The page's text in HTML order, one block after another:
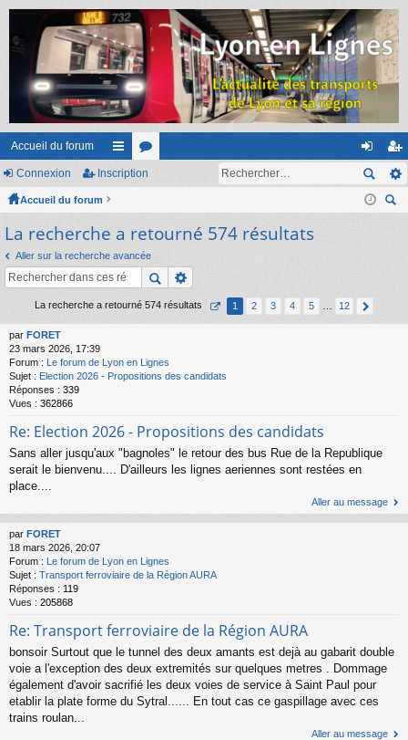
Accueil du forum
ac
ur
ci
s
or
m
s
on
ne
ns
cri
Connexion Inscription
Accueil du forum
La recherche a retourné 574 résultats
Aller sur la recherche avancée
La recherche a retourné 574 résultats 1 2 3 4 5 12
par FORET
23 mars 2026, 17:39
Forum :
Le forum de Lyon en Lignes
Sujet : Election 2026 - Propositions des candidats
Réponses : 339
Vues : 362866
Re: Election 2026 - Propositions des candidats
Sans aller jusqu'aux "bagnoles" le retour des bus Rue de la Republique
serait le bienvenu.... D'ailleurs les lignes aeriennes sont restées en
place....
Aller au message
par FORET
18 mars 2026, 20:07
Forum : Le forum de Lyon en Lignes
Sujet : Transport ferroviaire de la Région AURA
Réponses : 119
Vues : 205868
Re: Transport ferroviaire de la Région AURA
bonsoir Surtout que le tunnel des deux amants est dejà au gabarit double
voie a l'exception des deux extremités sur quelques metres . Dommage
également d'avoir sacrifié les deux voies de service à Saint Paul pour
etablir la plate forme du Sytral...... En tout cas ce gaspillage avec ces
trains roulan...
Aller au message